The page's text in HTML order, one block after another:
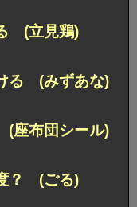
(立見鶏)
る (みずあな)
座布団シール)
？ (ごる)